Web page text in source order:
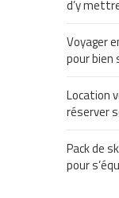
d’y
Voyager
pour bien
Location
réserver
Pack de
pour